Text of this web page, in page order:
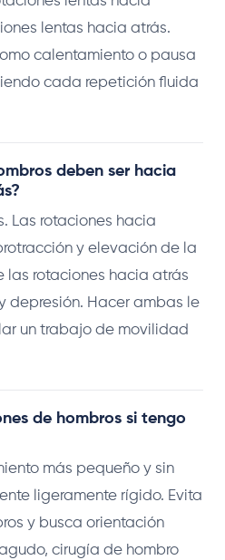
lentas hacia atrás.
calentamiento o pausa
cada repetición fluida
deben ser hacia
Las rotaciones hacia
y elevación de la
las rotaciones hacia atrás
depresión. Hacer ambas le
un trabajo de movilidad
de hombros si tengo
más pequeño y sin
ligeramente rígido. Evita
y busca orientación
cirugía de hombro